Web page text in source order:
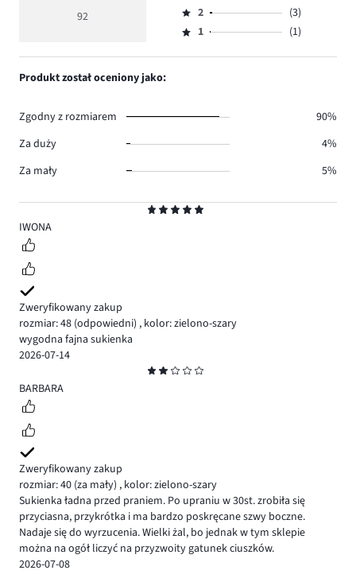
5
IWONA
Zweryfikowany zakup
rozmiar: 48 (odpowiedni) , kolor: zielono-szary
wygodna fajna sukienka
2026-07-14
2
BARBARA
Zweryfikowany zakup
rozmiar: 40 (za mały) , kolor: zielono-szary
Sukienka ładna przed praniem. Po upraniu w 30st. zrobiła się
przyciasna, przykrótka i ma bardzo poskręcane szwy boczne.
Nadaje się do wyrzucenia. Wielki żal, bo jednak w tym sklepie
można na ogół liczyć na przyzwoity gatunek ciuszków.
2026-07-08
ocena
92
głosów
78.
ilość
głosów
3,
ilość
Ocena
2,
2
(3)
Ocena
1,
1 (1)
Produkt został oceniony jako:
Zgodny z rozmiarem
90%
Za duży
4%
Za mały
5%